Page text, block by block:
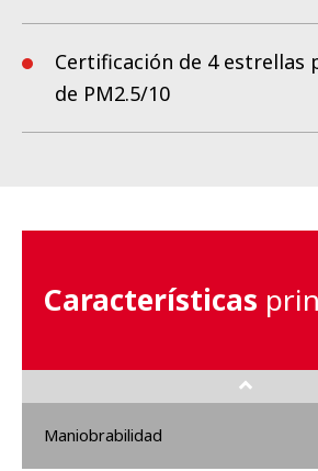
Certificación de 4 estrellas
de PM2.5/10
Características
Maniobrabilidad